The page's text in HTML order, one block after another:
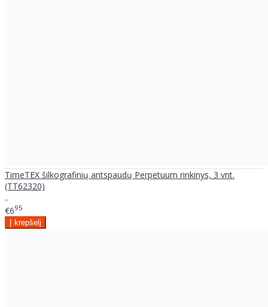
TimeTEX šilkografinių antspaudų Perpetuum rinkinys, 3 vnt.
(TT62320)
..
€695